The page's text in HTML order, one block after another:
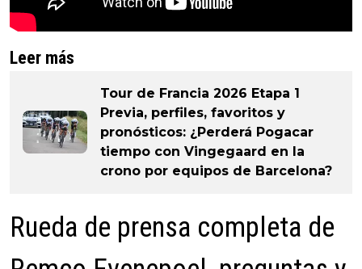
Leer más
Tour de Francia 2026 Etapa 1
Previa, perfiles, favoritos y
pronósticos: ¿Perderá Pogacar
tiempo con Vingegaard en la
crono por equipos de Barcelona?
Rueda de prensa completa de